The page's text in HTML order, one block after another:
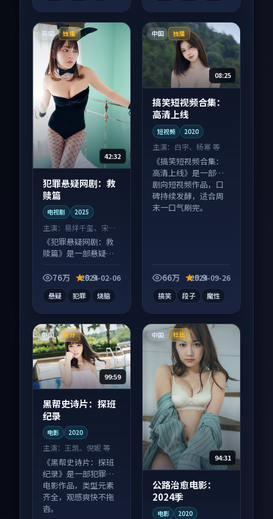
英国 独播
42:32
犯罪悬疑网剧：救
赎篇
电视剧 2025
主演： 易烊千玺、宋慧
乔 等
《犯罪悬疑网剧：救
赎篇》是一部悬疑向
成长为内核，情感戏
76万 9.9
2024-02-06
悬疑 犯罪 烧脑
中国 独播
08:25
搞笑短视频合集：
高清上线
短视频 2020
主演： 白宇、杨幂 等
《搞笑短视频合集：
高清上线》是一部喜
剧向短视频作品，口
碑持续发酵，适合周
末一口气刷完。
66万 9.9
2024-09-26
搞笑 段子 魔性
中国 高分
99:59
黑帮史诗片：探班
纪录
电影 2020
主演： 王凯、倪妮 等
《黑帮史诗片：探班
纪录》是一部犯罪向
电影作品，类型元素
齐全，观感爽快不拖
沓。
中国 杜比
94:31
公路治愈电影：
2024季
电影 2020